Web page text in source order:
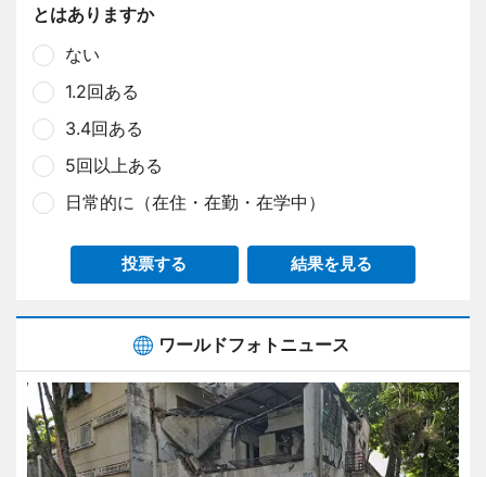
とはありますか
ない
1.2回ある
3.4回ある
5回以上ある
日常的に（在住・在勤・在学中）
投票する 結果を見る
ワールドフォトニュース